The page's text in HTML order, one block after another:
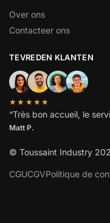
Over ons
Contacteer ons
TEVREDEN KLANTEN
★★★★★
“Très bon accueil, le
Matt P.
© Toussaint Industry
CGUCGVPolitique de